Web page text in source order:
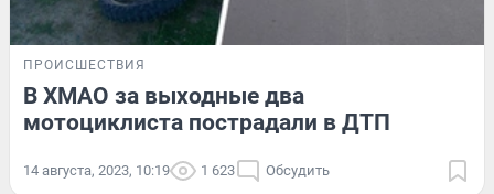
ПРОИСШЕСТВИЯ
В ХМАО за выходные два
мотоциклиста пострадали в ДТП
14 августа, 2023, 10:19 1 623 Обсудить